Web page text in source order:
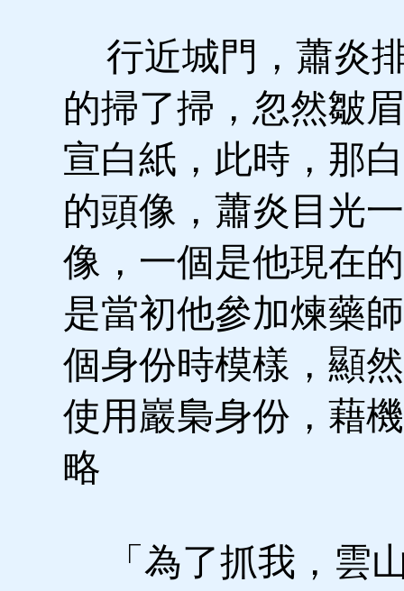
行近城門，蕭炎
的掃了掃，忽然皺
宣白紙，此時，那
的頭像，蕭炎目光
像，一個是他現在
是當初他參加煉藥
個身份時模樣，顯
使用巖梟身份，藉
略
「為了抓我，雲